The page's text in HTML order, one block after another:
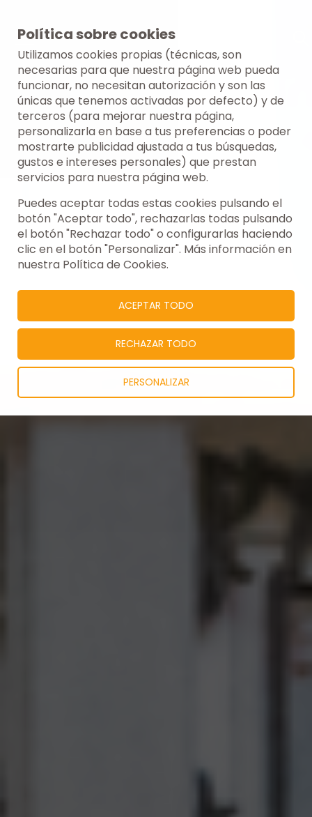
Política sobre cookies
Utilizamos cookies propias (técnicas, son
necesarias para que nuestra página web pueda
funcionar, no necesitan autorización y son las
únicas que tenemos activadas por defecto) y de
terceros (para mejorar nuestra página,
personalizarla en base a tus preferencias o poder
mostrarte publicidad ajustada a tus búsquedas,
gustos e intereses personales) que prestan
servicios para nuestra página web.
Puedes aceptar todas estas cookies pulsando el
botón "Aceptar todo", rechazarlas todas pulsando
el botón "Rechazar todo" o configurarlas haciendo
clic en el botón "Personalizar". Más información en
nuestra Política de Cookies.
PERSONALIZAR
RECHAZAR TODO
ACEPTAR TODO